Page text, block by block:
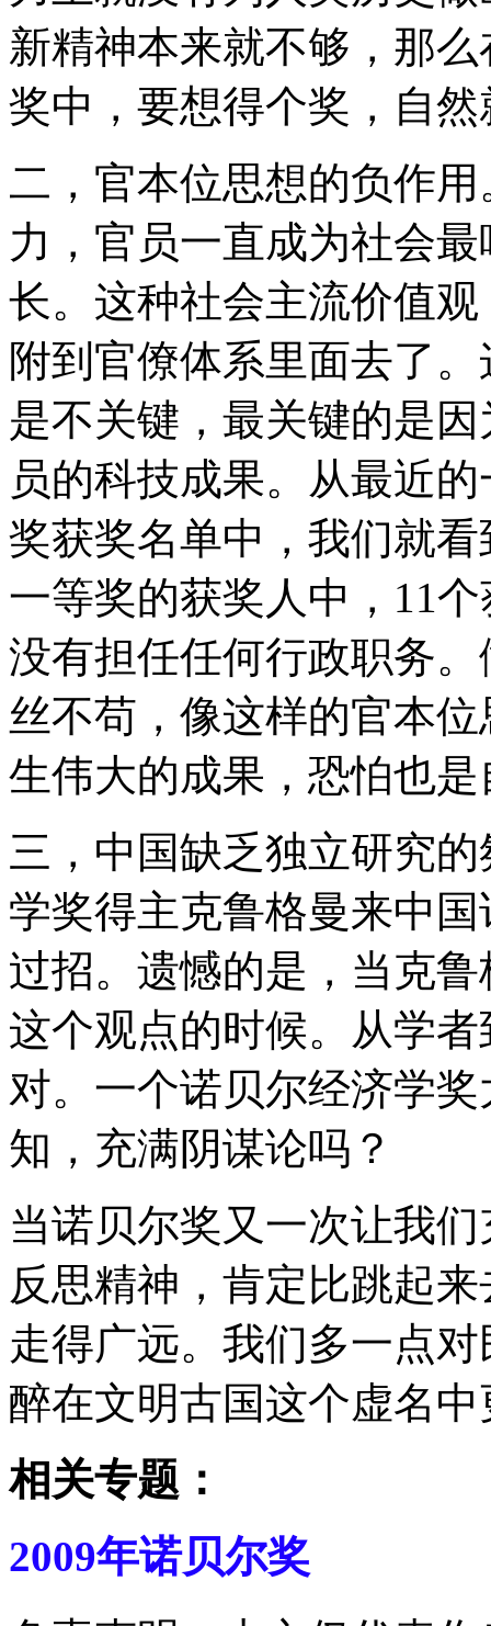
新精神本来就不够，那
奖中，要想得个奖，自
二，官本位思想的负作
力，官员一直成为社会
长。这种社会主流价值
附到官僚体系里面去了
是不关键，最关键的是
员的科技成果。从最近
奖获奖名单中，我们就
一等奖的获奖人中，11
没有担任任何行政职务
丝不苟，像这样的官本
生伟大的成果，恐怕也
三，中国缺乏独立研究
学奖得主克鲁格曼来中
过招。遗憾的是，当克
这个观点的时候。从学
对。一个诺贝尔经济学
知，充满阴谋论吗？
当诺贝尔奖又一次让我
反思精神，肯定比跳起
走得广远。我们多一点
醉在文明古国这个虚名
相关专题：
2009年诺贝尔奖